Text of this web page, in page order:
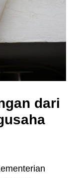
dari